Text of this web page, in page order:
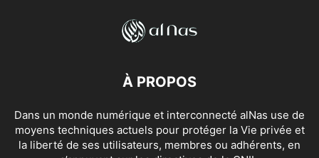
À PROPOS
Dans un monde numérique et interconnecté alNas use de
moyens techniques actuels pour protéger la Vie privée et
la liberté de ses utilisateurs, membres ou adhérents, en